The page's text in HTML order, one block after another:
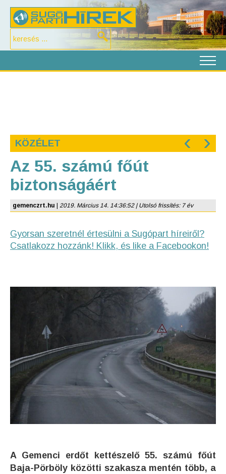
KÖZÉLET ‹ ›
Az 55. számú főút
biztonságáért
gemenczrt.hu 2019. Március 14. 14:36:52 | Utolsó frissítés: 7 év
Gyorsan szeretnél értesülni a Sugópart híreiről?
Csatlakozz hozzánk! Klikk, és like a Facebookon!
A Gemenci erdőt kettészelő 55. számú főút
Baja-Pörböly közötti szakasza mentén több, a